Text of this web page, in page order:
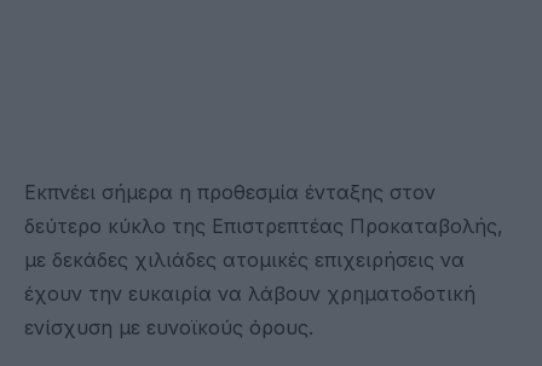
Εκπνέει σήμερα η προθεσμία ένταξης στον
δεύτερο κύκλο της Επιστρεπτέας Προκαταβολής,
με δεκάδες χιλιάδες ατομικές επιχειρήσεις να
έχουν την ευκαιρία να λάβουν χρηματοδοτική
ενίσχυση με ευνοϊκούς όρους.